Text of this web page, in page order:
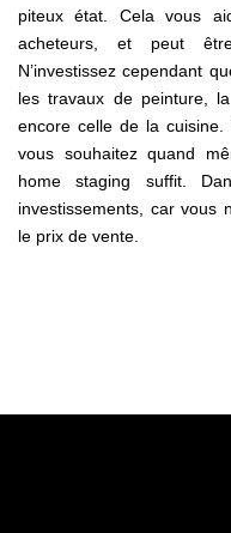
piteux état. Cela vous
acheteurs, et peut
N’investissez cependant
les travaux de peinture,
encore celle de la
vous souhaitez quand
home staging suffit.
investissements, car vous
le prix de vente.